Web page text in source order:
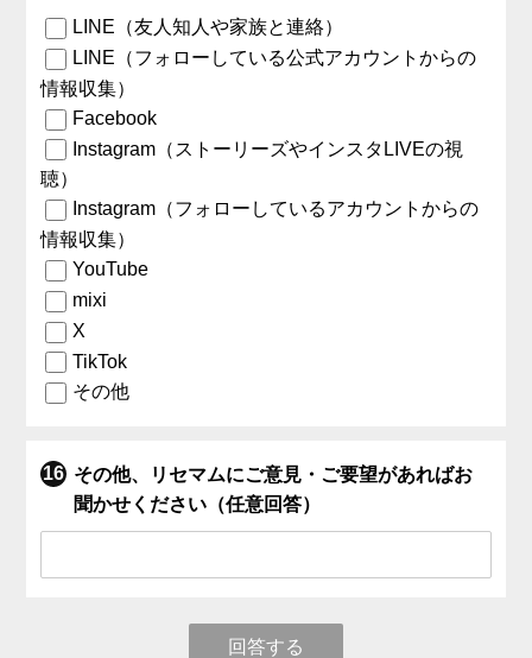
LINE（友人知人や家族と連絡）
LINE（フォローしている公式アカウントからの
情報収集）
Facebook
Instagram（ストーリーズやインスタLIVEの視
聴）
Instagram（フォローしているアカウントからの
情報収集）
YouTube
mixi
X
TikTok
その他
その他、リセマムにご意見・ご要望があればお
聞かせください（任意回答）
回答する